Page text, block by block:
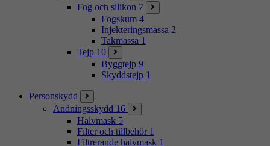
Fog och silikon 7
Fogskum 4
Injekteringsmassa 2
Takmassa 1
Tejp 10
Byggtejp 9
Skyddstejp 1
Personskydd
Andningsskydd 16
Halvmask 5
Filter och tillbehör 1
Filtrerande halvmask 1